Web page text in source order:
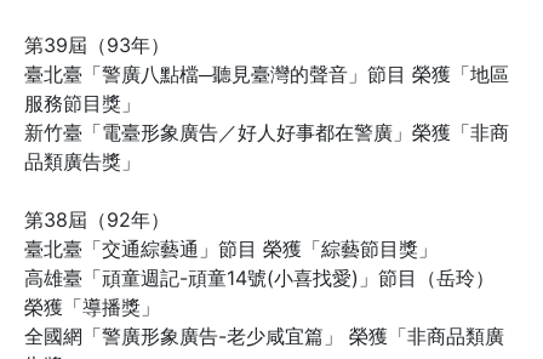
第39屆（93年）
臺北臺「警廣八點檔─聽見臺灣的聲音」節目 榮獲「地區
服務節目獎」
新竹臺「電臺形象廣告／好人好事都在警廣」榮獲「非商
品類廣告獎」
第38屆（92年）
臺北臺「交通綜藝通」節目 榮獲「綜藝節目獎」
高雄臺「頑童週記-頑童14號(小喜找愛)」節目（岳玲）
榮獲「導播獎」
全國網「警廣形象廣告-老少咸宜篇」 榮獲「非商品類廣